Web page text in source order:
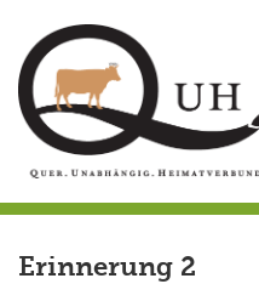
content
Erinnerung 2